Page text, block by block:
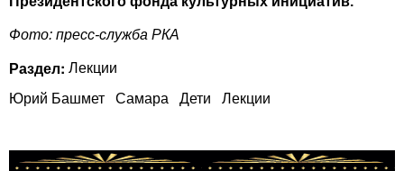
Фото: пресс-служба РКА
Раздел: Лекции
Юрий Башмет
Самара Дети Лекции